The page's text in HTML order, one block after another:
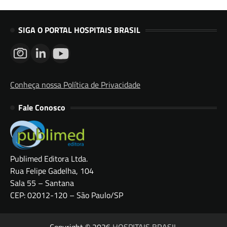
SIGA O PORTAL HOSPITAIS BRASIL
Conheça nossa Política de Privacidade
Fale Conosco
Publimed Editora Ltda.
Rua Felipe Gadelha, 104
Sala 55 – Santana
CEP: 02012-120 – São Paulo/SP